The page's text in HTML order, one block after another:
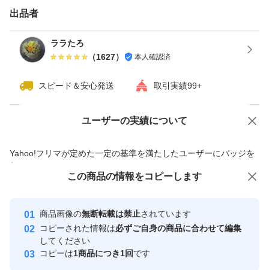
出品者
ララたろ
（1627） 本人確認済
スピード＆安心発送 取引実績99+
ユーザーの実績について
Yahoo!フリマが定めた一定の基準を満たしたユーザーにバッジを
付与しています
安心取引出品者
心・安全なユーザーです
取引実績
価格の相談 商品への質問
この商品の情報をコピーします
商品画像の無断転載は禁止されています
コピーされた情報は必ずご自身の商品に合わせて編集
してください
コピーは1商品につき1回です
この商品をみている人にオススメ